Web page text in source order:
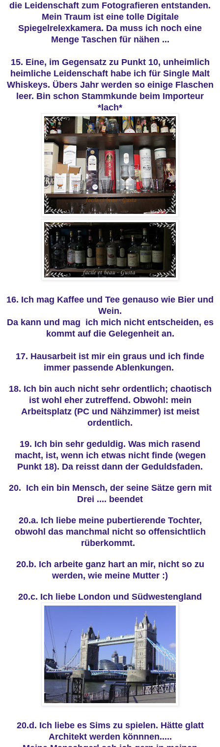
die Leidenschaft zum Fotografieren entstanden.
Mein Traum ist eine tolle Digitale
Spiegelrelexkamera. Da muss ich noch eine
Menge Taschen für nähen ...
15. Eine, im Gegensatz zu Punkt 10, unheimlich
heimliche Leidenschaft habe ich für Single Malt
Whiskeys. Übers Jahr werden so einige Flaschen
leer. Bin schon Stammkunde beim Importeur
*lach*
16. Ich mag Kaffee und Tee genauso wie Bier und
Wein.
Da kann und mag ich mich nicht entscheiden, es
kommt auf die Gelegenheit an.
17. Hausarbeit ist mir ein graus und ich finde
immer passende Ablenkungen.
18. Ich bin auch nicht sehr ordentlich; chaotisch
ist wohl eher zutreffend. Obwohl: mein
Arbeitsplatz (PC und Nähzimmer) ist meist
ordentlich.
19. Ich bin sehr geduldig. Was mich rasend
macht, ist, wenn ich etwas nicht finde (wegen
Punkt 18). Da reisst dann der Geduldsfaden.
20. Ich ein bin Mensch, der seine Sätze gern mit
Drei .... beendet
20.a. Ich liebe meine pubertierende Tochter,
obwohl das manchmal nicht so offensichtlich
rüberkommt.
20.b. Ich arbeite ganz hart an mir, nicht so zu
werden, wie meine Mutter :)
20.c. Ich liebe London und Südwestengland
20.d. Ich liebe es Sims zu spielen. Hätte glatt
Architekt werden könnnen.....